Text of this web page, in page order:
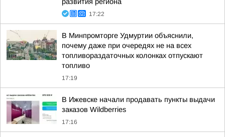
17:22
В Минпромторге Удмуртии объяснили,
почему даже при очередях не на всех
топливораздаточных колонках отпускают
топливо
17:19
В Ижевске начали продавать пункты выдачи
заказов Wildberries
17:16